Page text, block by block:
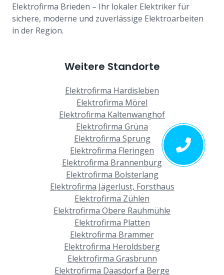
Elektrofirma Brieden – Ihr lokaler Elektriker für
sichere, moderne und zuverlässige Elektroarbeiten
in der Region.
Weitere Standorte
Elektrofirma Hardisleben
Elektrofirma Mörel
Elektrofirma Kaltenwanghof
Elektrofirma Grüna
Elektrofirma Sprung
Elektrofirma Fleringen
Elektrofirma Brannenburg
Elektrofirma Bolsterlang
Elektrofirma Jägerlust, Forsthaus
Elektrofirma Zühlen
Elektrofirma Obere Rauhmühle
Elektrofirma Platten
Elektrofirma Brammer
Elektrofirma Heroldsberg
Elektrofirma Grasbrunn
Elektrofirma Daasdorf a Berge